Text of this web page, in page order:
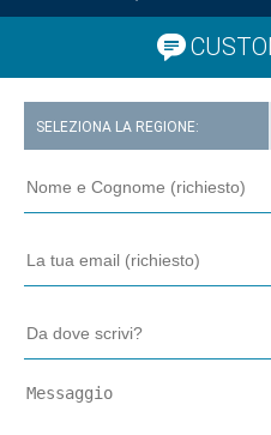
SELEZIONA LA REGIONE: